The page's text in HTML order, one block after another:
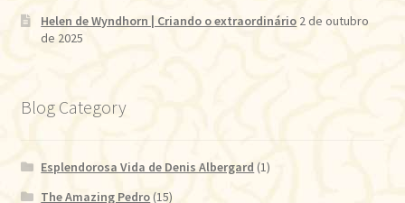
Helen de Wyndhorn | Criando o extraordinário 2 de outubro
de 2025
Blog Category
Esplendorosa Vida de Denis Albergard (1)
The Amazing Pedro (15)